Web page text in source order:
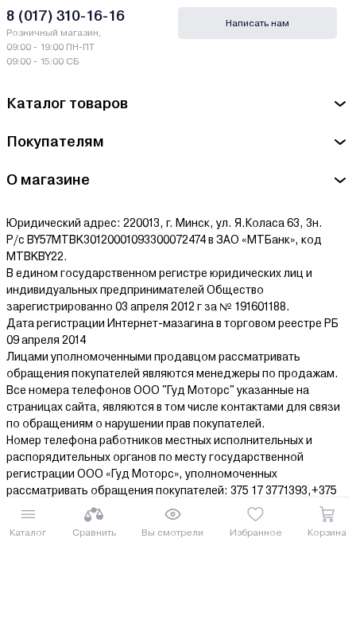
Каталог Сравнить Вы смотрели Избранное Корзина
Каталог товаров
Покупателям
О магазине
Юридический адрес: 220013, г. Минск, ул. Я.Коласа 63, 3н.
Р/с BY57MTBK30120001093300072474 в ЗАО «МТБанк», код
MTBKBY22.
В едином государственном регистре юридических лиц и
индивидуальных предпринимателей Общество
зарегистрированно 03 апреля 2012 г за № 191601188.
Дата регистрации Интернет-мазагина в торговом реестре РБ
09 апреля 2014
Лицами уполномоченными продавцом рассматривать
обращения покупателей являются менеджеры по продажам.
Все номера телефонов ООО "Гуд Моторс" указанные на
страницах сайта, являются в том числе контактами для связи
по обращениям о нарушении прав покупателей.
Номер телефона работников местных исполнительных и
распорядительных органов по месту государственной
регистрации ООО «Гуд Моторс», уполномоченных
рассматривать обращения покупателей: 375 17 3771393,+375
17 3181333,+375 17 3608211.
8 (017) 310-16-16
Розничный магазин,
09:00 - 19:00 ПН-ПТ
09:00 - 15:00 СБ
Написать нам